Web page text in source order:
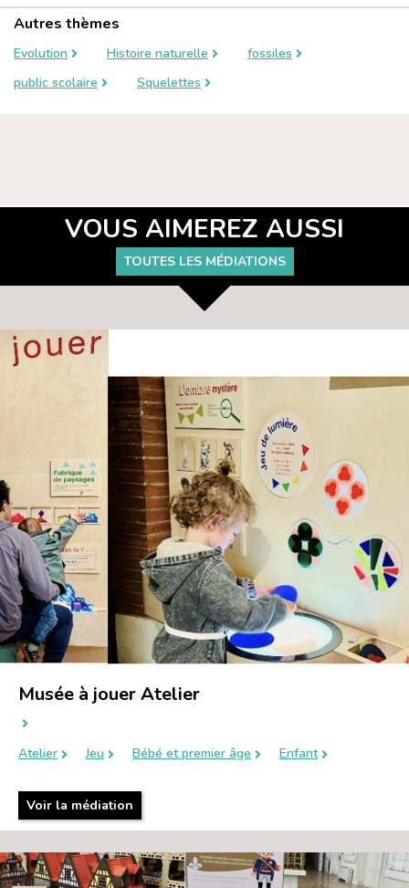
Autres thèmes
Evolution Histoire naturelle
fossiles
public scolaire
Squelettes
VOUS AIMEREZ AUSSI
TOUTES LES MÉDIATIONS
Musée à jouer Atelier
Atelier Jeu Bébé et premier âge Enfant
Voir la médiation